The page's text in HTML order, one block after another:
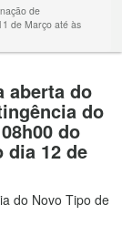
de
de Março até às
aberta do
do
do
dia 12 de
do Novo Tipo de